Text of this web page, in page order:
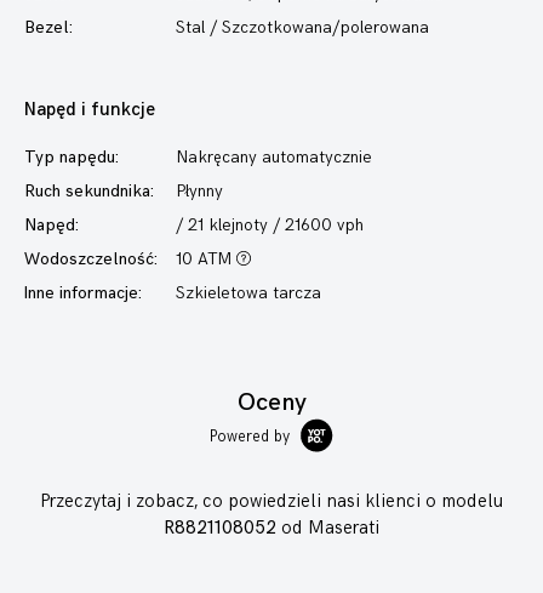
Bezel:
Stal / Szczotkowana/polerowana
Napęd i funkcje
Typ napędu:
Nakręcany automatycznie
Ruch sekundnika:
Płynny
Napęd:
/ 21 klejnoty / 21600 vph
Wodoszczelność:
10 ATM
Inne informacje:
Szkieletowa tarcza
Oceny
Powered by
Przeczytaj i zobacz, co powiedzieli nasi klienci o modelu
R8821108052 od Maserati